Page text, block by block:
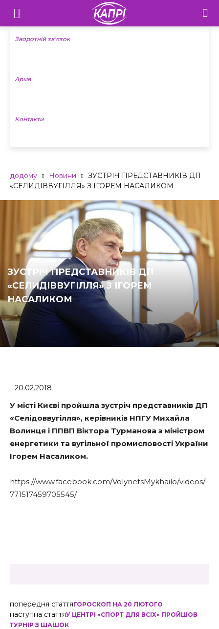
Телебачення
«Капрі»
Новини
Зворотній зв’язок
Архів
Контакти
додому Новини
ЗУСТРІЧ ПРЕДСТАВНИКІВ ДП
«СЕЛИДІВВУГІЛЛЯ» З ІГОРЕМ НАСАЛИКОМ
ЗУСТРІЧ ПРЕДСТАВНИКІВ ДП
«СЕЛИДІВВУГІЛЛЯ» З ІГОРЕМ
НАСАЛИКОМ
20.02.2018
У місті Києві пройшла зустріч представників ДП
​​«Селідоввугілля», керівників НПГУ Михайла
Волинця і ППВП Віктора Турманова з міністром
енергетики та вугільної промисловості України
Ігорем Насаликом.
https://www.facebook.com/VolynetsMykhailo/videos/
771517459705545/
попередня статтяГОРОСКОП НА 20 ЛЮТОГО
наступна статтяУ ЦЕНТРІ «СПОРТ ДЛЯ ВСІХ» ПРОЙШОВ
ТУРНІР З ШАШОК